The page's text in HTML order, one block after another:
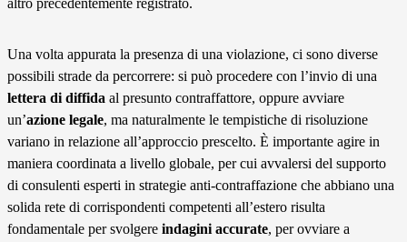
altro precedentemente registrato.
Una volta appurata la presenza di una violazione, ci sono diverse
possibili strade da percorrere: si può procedere con l’invio di una
lettera di diffida al presunto contraffattore, oppure avviare
un’azione legale, ma naturalmente le tempistiche di risoluzione
variano in relazione all’approccio prescelto. È importante agire in
maniera coordinata a livello globale, per cui avvalersi del supporto
di consulenti esperti in strategie anti-contraffazione che abbiano una
solida rete di corrispondenti competenti all’estero risulta
fondamentale per svolgere indagini accurate, per ovviare a